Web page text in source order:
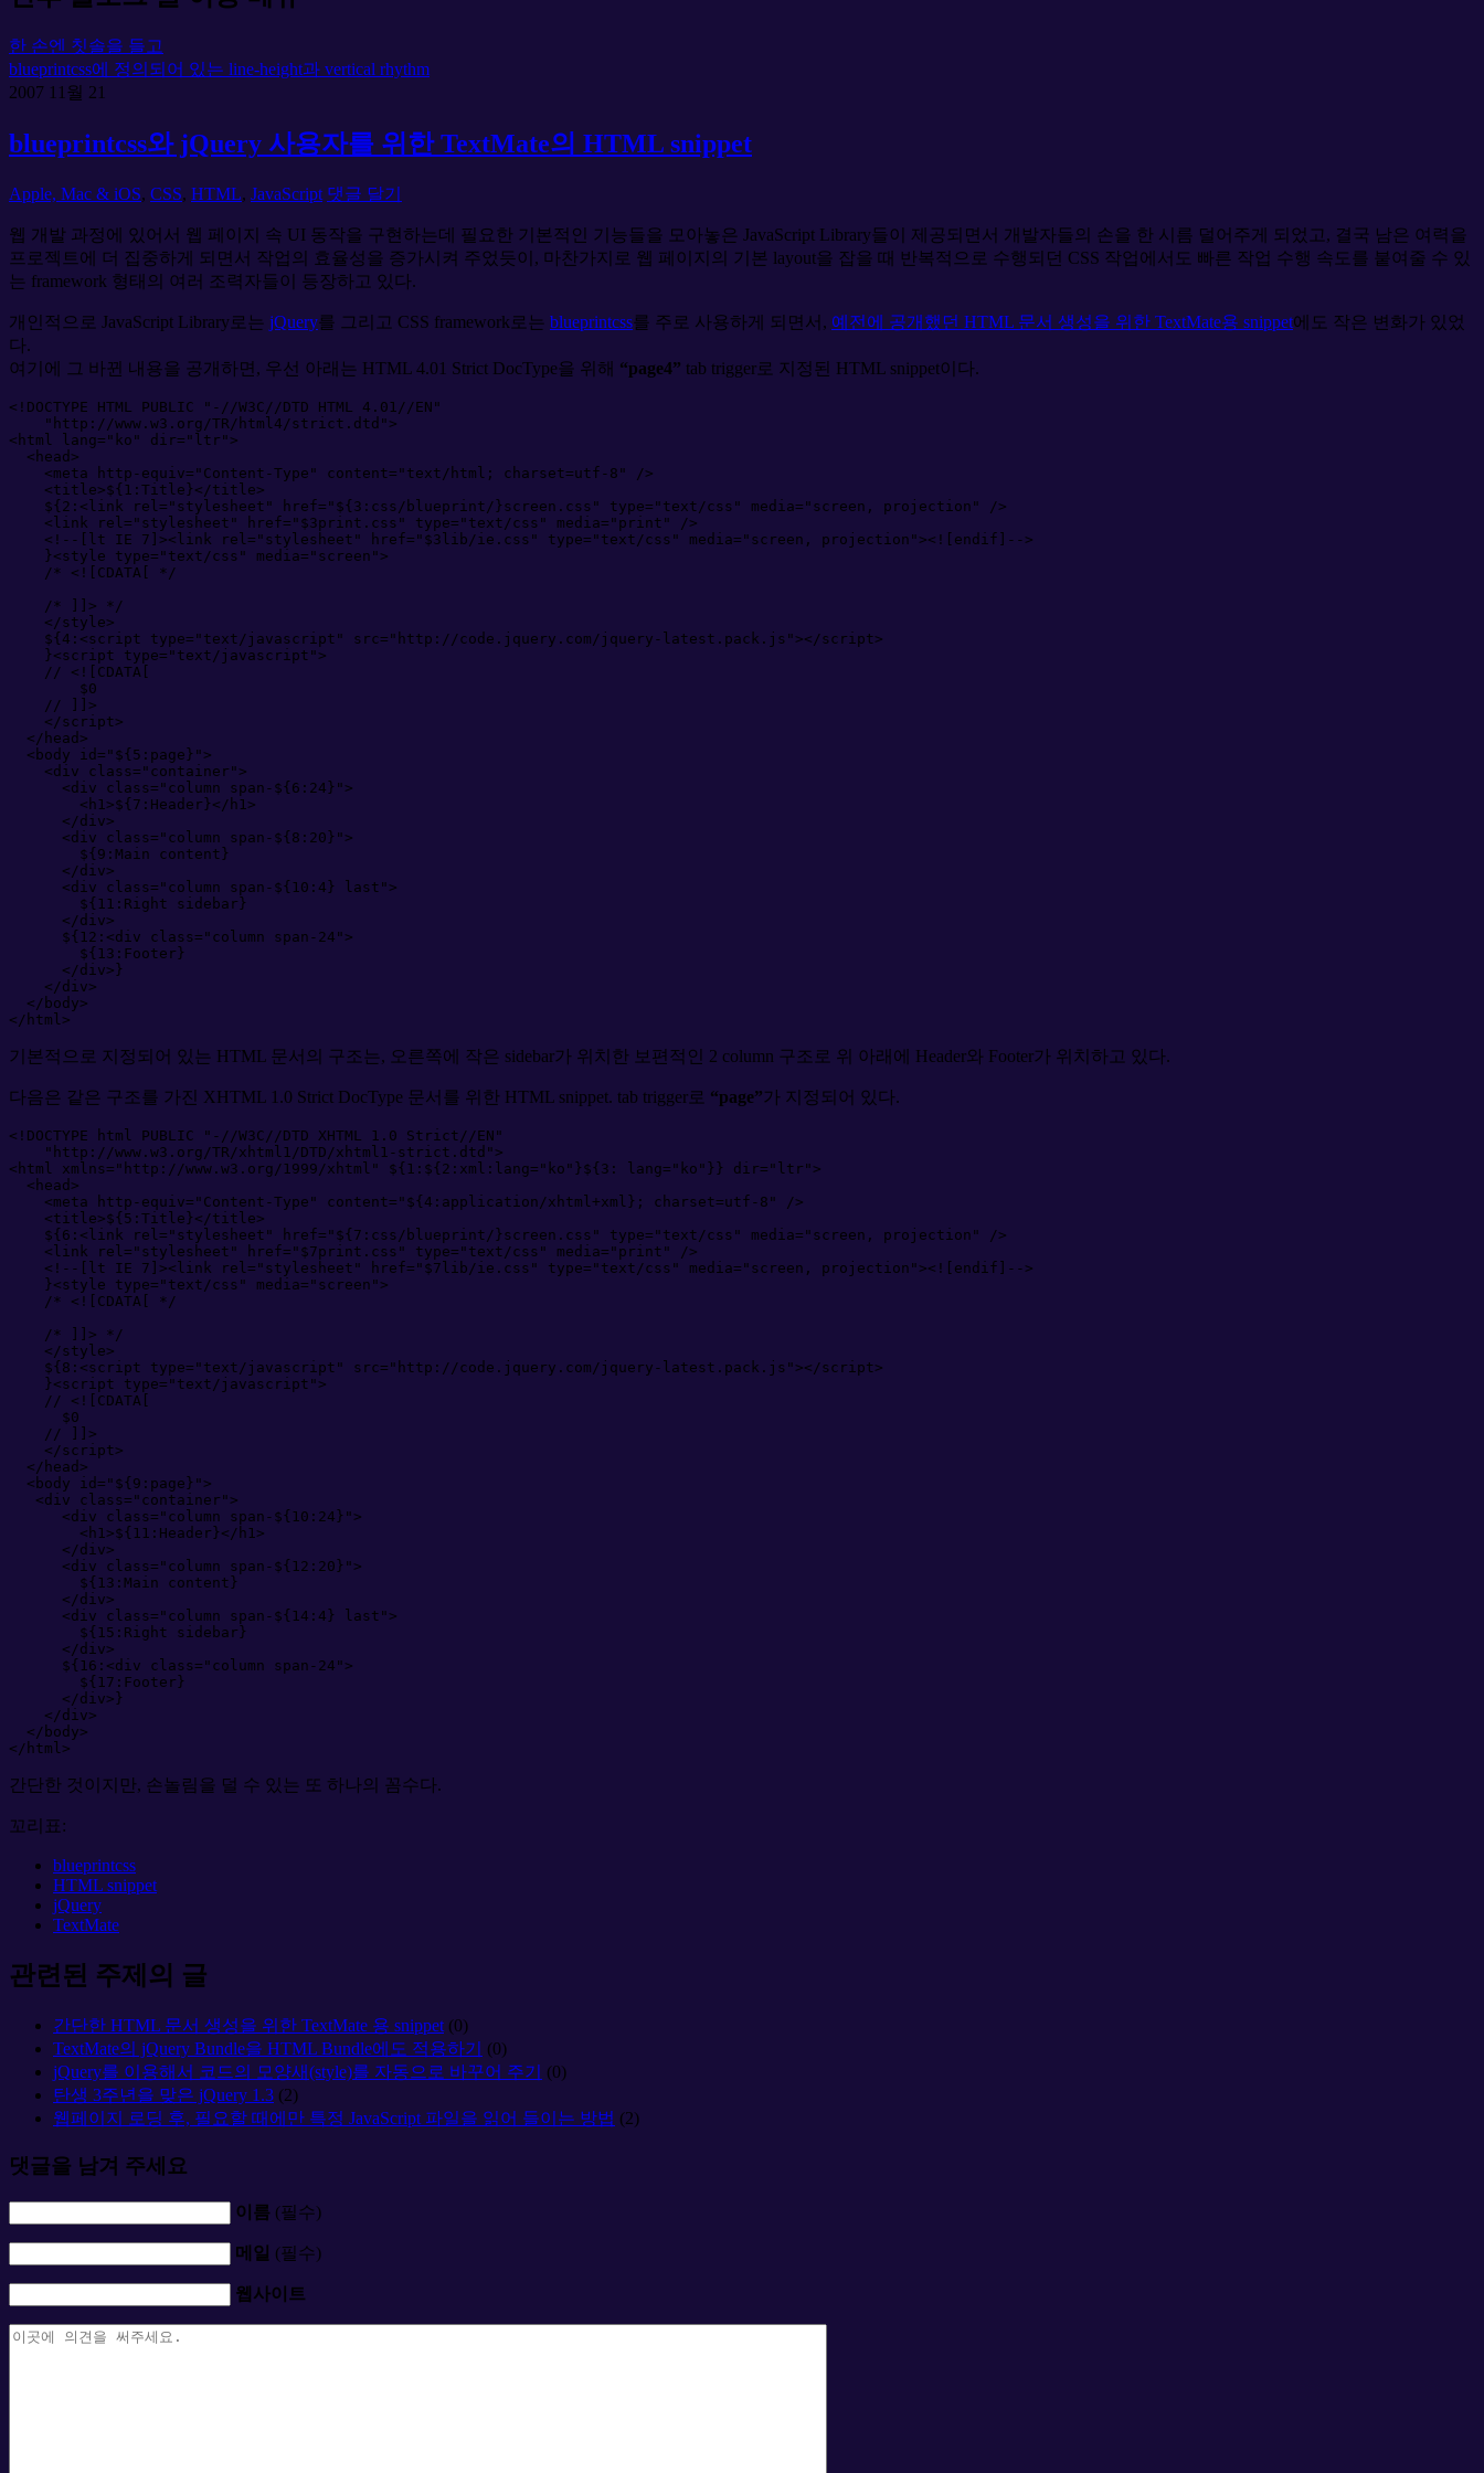
한 손엔 칫솔을 들고
blueprintcss에 정의되어 있는 line-height과 vertical rhythm
2007 11월 21
blueprintcss와 jQuery 사용자를 위한 TextMate의 HTML snippet
Apple, Mac & iOS, CSS, HTML, JavaScript 댓글 달기
웹 개발 과정에 있어서 웹 페이지 속 UI 동작을 구현하는데 필요한 기본적인 기능들을 모아놓은 JavaScript Library들이 제공되면서 개발자들의 손을 한 시름 덜어주게 되었고, 결국 남은 여력을
프로젝트에 더 집중하게 되면서 작업의 효율성을 증가시켜 주었듯이, 마찬가지로 웹 페이지의 기본 layout을 잡을 때 반복적으로 수행되던 CSS 작업에서도 빠른 작업 수행 속도를 붙여줄 수 있
는 framework 형태의 여러 조력자들이 등장하고 있다.
개인적으로 JavaScript Library로는 jQuery를 그리고 CSS framework로는 blueprintcss를 주로 사용하게 되면서, 예전에 공개했던 HTML 문서 생성을 위한 TextMate용 snippet에도 작은 변화가 있었
다.
여기에 그 바뀐 내용을 공개하면, 우선 아래는 HTML 4.01 Strict DocType을 위해 “page4” tab trigger로 지정된 HTML snippet이다.
<! DOCTYPE HTML PUBLIC
"-//W3C//DTD HTML 4.01//EN"
"http://www.w3.org/TR/html4/strict.dtd" >
< html lang= " ko " dir= " ltr " >
< head >
<meta http-equiv= " Content-Type " content= " text/html; charset=utf-8 "
/>
<title>${1:Title}</title>
${2: < link rel= " stylesheet " href= " ${3:css/blueprint/}screen.css " type= " text/css " media= " screen, projection "
/>
< link rel= " stylesheet " href= " $3print.css " type= " text/css " media= " print "
/>
<!--
[lt IE 7]><link rel="stylesheet" href="$3lib/ie.css" type="text/css" media="screen, projection"><![endif]
-->
}<style type= " text/css " media= " screen " >
/* <![CDATA[ */
/* ]]> */
</style>
${4: <script type= " text/javascript " src= " http://code.jquery.com/jquery-latest.pack.js " >< /script>
}<script type= " text/javascript " >
// <![CDATA[
$0
// ]]>
</script>
</ head >
< body id = " ${5:page} " >
<div class= " container " >
<div class= " column span-${6:24} " >
< h1>${7:Header}</ h1>
</div>
<div class= " column span-${8:20} " >
${9:Main content}
</div>
<div class= " column span-${10:4} last " >
${11:Right sidebar}
</div>
${12: <div class= " column span-24 " >
${13:Footer}
</div> }
</div>
</ body>
</ html>
기본적으로 지정되어 있는 HTML 문서의 구조는, 오른쪽에 작은 sidebar가 위치한 보편적인 2 column 구조로 위 아래에 Header와 Footer가 위치하고 있다.
다음은 같은 구조를 가진 XHTML 1.0 Strict DocType 문서를 위한 HTML snippet. tab trigger로 “page”가 지정되어 있다.
<! DOCTYPE html PUBLIC
"-//W3C//DTD XHTML 1.0 Strict//EN"
"http://www.w3.org/TR/xhtml1/DTD/xhtml1-strict.dtd" >
< html xmlns= " http://www.w3.org/1999/xhtml " ${ 1: ${ 2:xml:lang= " ko " }${ 3: lang= " ko " }} dir= " ltr " >
< head >
<meta http-equiv= " Content-Type " content= " ${4:application/xhtml+xml}; charset=utf-8 "
/>
<title>${5:Title}</title>
${6: < link rel= " stylesheet " href= " ${7:css/blueprint/}screen.css " type= " text/css " media= " screen, projection "
/>
< link rel= " stylesheet " href= " $7print.css " type= " text/css " media= " print "
/>
<!--
[lt IE 7]><link rel="stylesheet" href="$7lib/ie.css" type="text/css" media="screen, projection"><![endif]
-->
}<style type= " text/css " media= " screen " >
/* <![CDATA[ */
/* ]]> */
</style>
${8: <script type= " text/javascript " src= " http://code.jquery.com/jquery-latest.pack.js " >< /script>
}<script type= " text/javascript " >
// <![CDATA[
$0
// ]]>
</script>
</ head >
< body id = " ${9:page} " >
<div class= " container " >
<div class= " column span-${10:24} " >
< h1>${11:Header}</ h1>
</div>
<div class= " column span-${12:20} " >
${13:Main content}
</div>
<div class= " column span-${14:4} last " >
${15:Right sidebar}
</div>
${16: <div class= " column span-24 " >
${17:Footer}
</div> }
</div>
</ body>
</ html>
간단한 것이지만, 손놀림을 덜 수 있는 또 하나의 꼼수다.
꼬리표:
blueprintcss
HTML snippet
jQuery
TextMate
관련된 주제의 글
간단한 HTML 문서 생성을 위한 TextMate 용 snippet (0)
TextMate의 jQuery Bundle을 HTML Bundle에도 적용하기
(0)
jQuery를 이용해서 코드의 모양새(style)를 자동으로 바꾸어 주기
(0)
탄생 3주년을 맞은 jQuery 1.3 (2)
웹페이지 로딩 후, 필요할 때에만 특정 JavaScript 파일을 읽어 들이는 방법 (2)
댓글을 남겨 주세요
이름 (필수)
메일 (필수)
웹사이트